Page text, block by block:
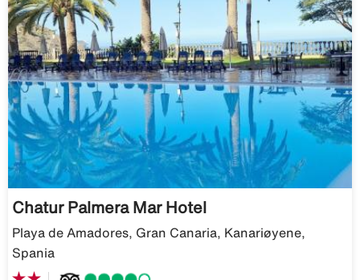
Chatur Palmera Mar Hotel
Playa de Amadores, Gran Canaria, Kanariøyene,
Spania